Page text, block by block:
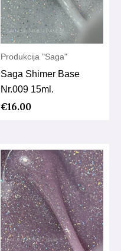
Produkcija "Saga"
Saga Shimer Base
Nr.009 15ml.
€16.00